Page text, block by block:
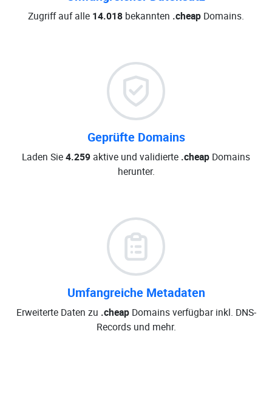
Zugriff auf alle 14.018 bekannten .cheap Domains.
Geprüfte Domains
Laden Sie4.259 aktive und validierte .cheap Domains
herunter.
Umfangreiche Metadaten
Erweiterte Daten zu .cheapDomains verfügbar inkl. DNS-
Records und mehr.